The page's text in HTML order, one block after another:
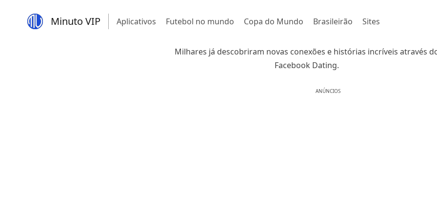
Minuto VIP Aplicativos Futebol no mundo Copa do Mundo Brasileirão Sites
Milhares já descobriram novas conexões e histórias incríveis através
Facebook Dating.
ANÚNCIOS